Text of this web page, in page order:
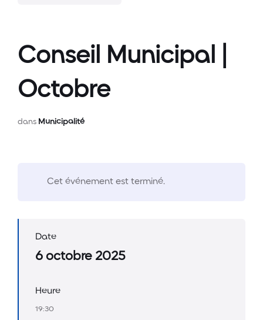
Conseil Municipal |
Octobre
dans Municipalité
Cet événement est terminé.
Date
6 octobre 2025
Heure
19:30